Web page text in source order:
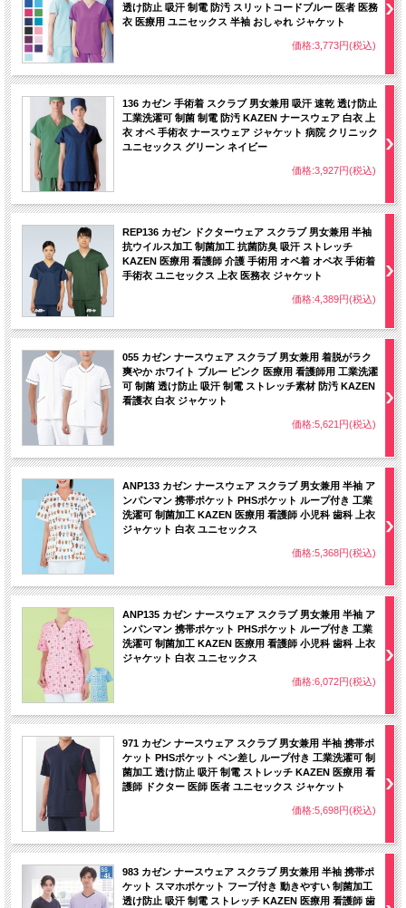
透け防止 吸汗 制電 防汚 スリットコードブルー 医者 医務
衣 医療用 ユニセックス 半袖 おしゃれ ジャケット
価格:3,773円(税込)
136 カゼン 手術着 スクラブ 男女兼用 吸汗 速乾 透け防止
工業洗濯可 制菌 制電 防汚 KAZEN ナースウェア 白衣 上
衣 オペ 手術衣 ナースウェア ジャケット 病院 クリニック
ユニセックス グリーン ネイビー
価格:3,927円(税込)
REP136 カゼン ドクターウェア スクラブ 男女兼用 半袖
抗ウイルス加工 制菌加工 抗菌防臭 吸汗 ストレッチ
KAZEN 医療用 看護師 介護 手術用 オペ着 オペ衣 手術着
手術衣 ユニセックス 上衣 医務衣 ジャケット
価格:4,389円(税込)
055 カゼン ナースウェア スクラブ 男女兼用 着脱がラク
爽やか ホワイト ブルー ピンク 医療用 看護師用 工業洗濯
可 制菌 透け防止 吸汗 制電 ストレッチ素材 防汚 KAZEN
看護衣 白衣 ジャケット
価格:5,621円(税込)
ANP133 カゼン ナースウェア スクラブ 男女兼用 半袖 ア
ンパンマン 携帯ポケット PHSポケット ループ付き 工業
洗濯可 制菌加工 KAZEN 医療用 看護師 小児科 歯科 上衣
ジャケット 白衣 ユニセックス
価格:5,368円(税込)
ANP135 カゼン ナースウェア スクラブ 男女兼用 半袖 ア
ンパンマン 携帯ポケット PHSポケット ループ付き 工業
洗濯可 制菌加工 KAZEN 医療用 看護師 小児科 歯科 上衣
ジャケット 白衣 ユニセックス
価格:6,072円(税込)
971 カゼン ナースウェア スクラブ 男女兼用 半袖 携帯ポ
ケット PHSポケット ペン差し ループ付き 工業洗濯可 制
菌加工 透け防止 吸汗 制電 ストレッチ KAZEN 医療用 看
護師 ドクター 医師 医者 ユニセックス ジャケット
価格:5,698円(税込)
983 カゼン ナースウェア スクラブ 男女兼用 半袖 携帯ポ
ケット スマホポケット フープ付き 動きやすい 制菌加工
透け防止 吸汗 制電 ストレッチ KAZEN 医療用 看護師 歯